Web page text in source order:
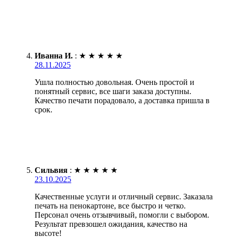
Иванна И. : ★ ★ ★ ★ ★
28.11.2025
Ушла полностью довольная. Очень простой и
понятный сервис, все шаги заказа доступны.
Качество печати порадовало, а доставка пришла в
срок.
Сильвия : ★ ★ ★ ★ ★
23.10.2025
Качественные услуги и отличный сервис. Заказала
печать на пенокартоне, все быстро и четко.
Персонал очень отзывчивый, помогли с выбором.
Результат превзошел ожидания, качество на
высоте!